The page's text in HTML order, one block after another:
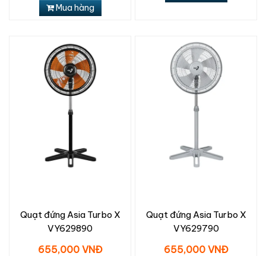
Mua hàng
Quạt đứng Asia Turbo X
VY629890
655,000 VNĐ
Quạt đứng Asia Turbo X
VY629790
655,000 VNĐ